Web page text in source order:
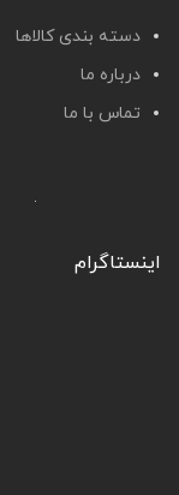
دسته بندی کالاها
درباره ما
تماس با ما
اینستاگرام